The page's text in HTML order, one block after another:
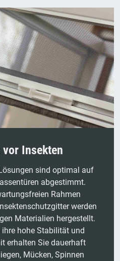
Insekten
sind optimal auf
abgestimmt.
Rahmen
werden
Materialien hergestellt.
hohe Stabilität und
erhalten Sie dauerhaft
Mücken, Spinnen